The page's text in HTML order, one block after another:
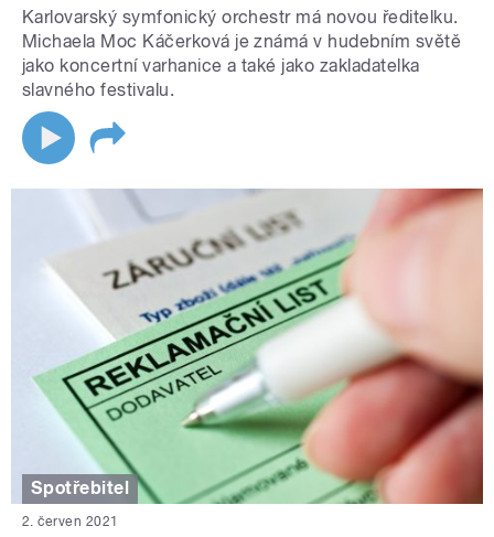
Karlovarský symfonický orchestr má novou ředitelku.
Michaela Moc Káčerková je známá v hudebním světě
jako koncertní varhanice a také jako zakladatelka
slavného festivalu.
Spotřebitel
2. červen 2021